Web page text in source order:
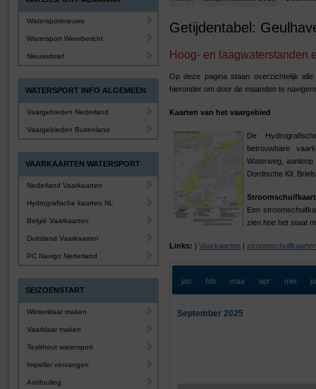
Getijdentabel:
Hoog- en laagwaterstanden
Op deze pagina staan overzichtelijk
hieronder om door de maanden te
Kaarten van het vaargebied
De
betrouwbare
Waterweg,
Dordtsche Kil,
Stroomschuifkaart
Een
zien hoe het staat
Links: | Vaarkaarten |
jan feb maa apr mei
September 2025
Watersportnieuws
Watersport Weerbericht
Nieuwsbrief
WATERSPORT INFO ALGEMEEN
Vaargebieden Nederland
Vaargebieden Buitenland
VAARKAARTEN WATERSPORT
Nederland Vaarkaarten
Hydrografische kaarten NL
België Vaarkaarten
Duitsland Vaarkaarten
PC Navigo Nederland
SEIZOENSTART
Winterklaar maken
Vaarklaar maken
Teakhout watersport
Impeller vervangen
Antifouling